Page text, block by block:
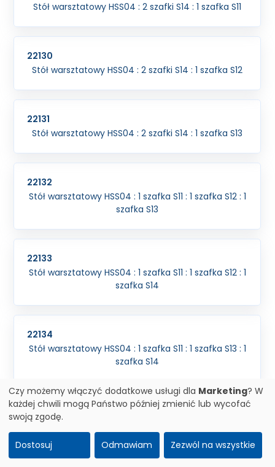
Stół warsztatowy HSS04 : 2 szafki S14 : 1 szafka S11
22130
Stół warsztatowy HSS04 : 2 szafki S14 : 1 szafka S12
22131
Stół warsztatowy HSS04 : 2 szafki S14 : 1 szafka S13
22132
Stół warsztatowy HSS04 : 1 szafka S11 : 1 szafka S12 : 1
szafka S13
22133
Stół warsztatowy HSS04 : 1 szafka S11 : 1 szafka S12 : 1
szafka S14
22134
Stół warsztatowy HSS04 : 1 szafka S11 : 1 szafka S13 : 1
szafka S14
22135
Stół warsztatowy HSS04 : 1 szafka S12 : 1 szafka S13 : 1
szafka S14
Czy możemy włączyć dodatkowe usługi dla Marketing? W
każdej chwili mogą Państwo później zmienić lub wycofać
swoją zgodę.
Dostosuj Odmawiam Zezwól na wszystkie